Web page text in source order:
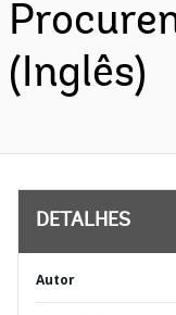
(Inglês)
DETALHES
Autor